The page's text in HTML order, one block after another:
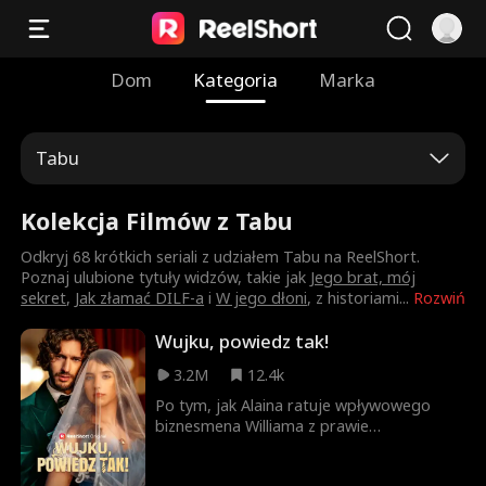
Dom Kategoria Marka
Tabu
Kolekcja Filmów z Tabu
Rozwiń
Odkryj 68 krótkich seriali z udziałem Tabu na ReelShort.
Poznaj ulubione tytuły widzów, takie jak Jego brat, mój
sekret, Jak złamać DILF-a iW jego dłoni, z historiami...
Wujku, powiedz tak!
3.2M
12.4k
Po tym, jak Alaina ratuje wpływowego
biznesmena Williama z prawie